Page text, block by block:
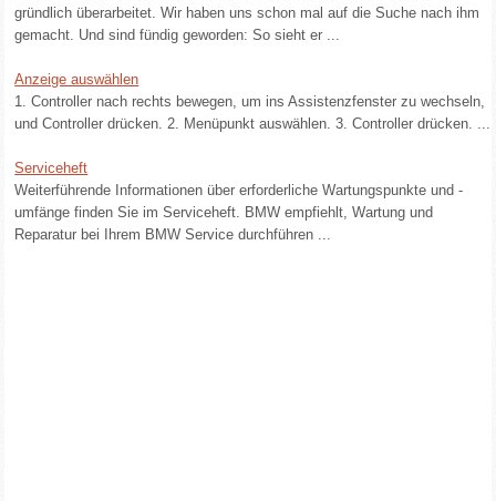
gründlich überarbeitet. Wir haben uns schon mal auf die Suche nach ihm
gemacht. Und sind fündig geworden: So sieht er ...
Anzeige auswählen
1. Controller nach rechts bewegen, um ins Assistenzfenster zu wechseln,
und Controller drücken. 2. Menüpunkt auswählen. 3. Controller drücken. ...
Serviceheft
Weiterführende Informationen über erforderliche Wartungspunkte und -
umfänge finden Sie im Serviceheft. BMW empfiehlt, Wartung und
Reparatur bei Ihrem BMW Service durchführen ...